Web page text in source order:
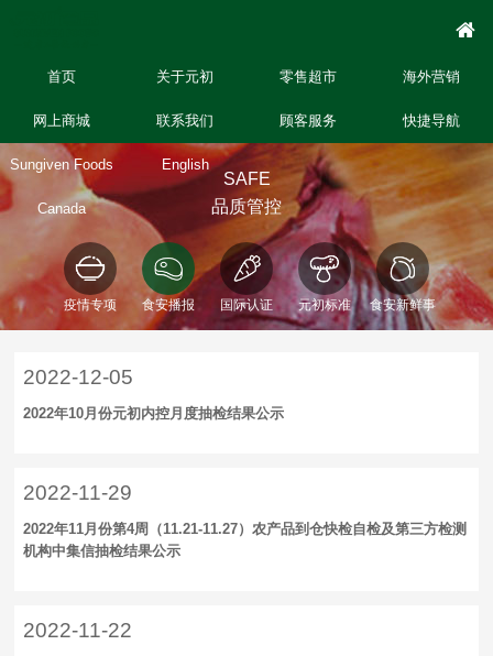
首页 关于元初 零售超市 海外营销
网上商城 联系我们 顾客服务 快捷导航
Sungiven Foods
Canada
English
SAFE
品质管控
疫情专项 食安播报 国际认证 元初标准 食安新鲜事
2022-12-05
2022年10月份元初内控月度抽检结果公示
2022-11-29
2022年11月份第4周（11.21-11.27）农产品到仓快检自检及第三方检测
机构中集信抽检结果公示
2022-11-22